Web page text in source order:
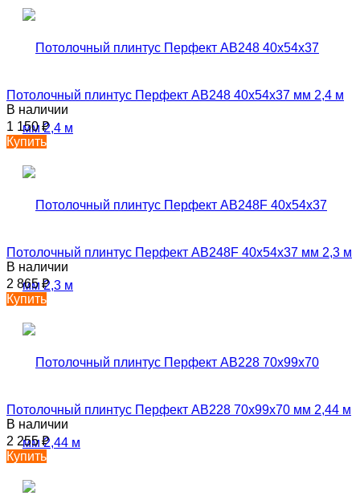
Потолочный плинтус Перфект AB248 40х54х37 мм 2,4 м
В наличии
1 150₽
Купить
Потолочный плинтус Перфект AB248F 40х54х37 мм 2,3 м
В наличии
2 865₽
Купить
Потолочный плинтус Перфект AB228 70х99х70 мм 2,44 м
В наличии
2 255₽
Купить